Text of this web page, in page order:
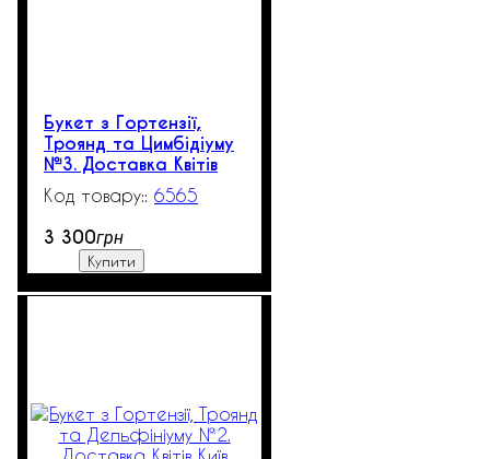
Букет з Гортензії,
Троянд та Цимбідіуму
№3. Доставка Квітів
Київ
6565
3 300грн
Купити